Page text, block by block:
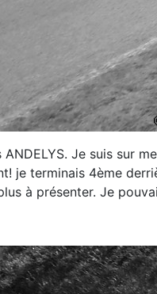
Je suis sur
je terminais 4ème
à présenter. Je